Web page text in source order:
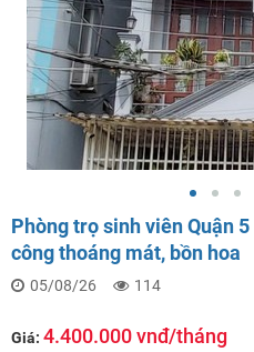
Phòng trọ sinh viên Quận
công thoáng mát, bồn hoa
05/08/26 114
Giá: 4.400.000 vnđ/tháng